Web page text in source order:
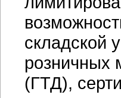
складской
розничных
(ГТД),